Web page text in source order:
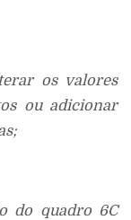
os valores
ou adicionar
do quadro 6C